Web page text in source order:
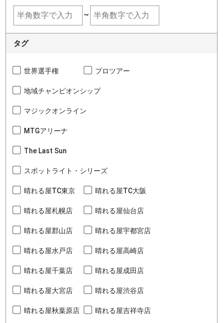
~
タグ
世界選手権 プロツアー
地域チャンピオンシップ
マジックオンライン
MTGアリーナ
The Last Sun
スポットライト・シリーズ
晴れる屋TC東京 晴れる屋TC大阪
晴れる屋札幌店 晴れる屋仙台店
晴れる屋郡山店 晴れる屋宇都宮店
晴れる屋水戸店 晴れる屋高崎店
晴れる屋千葉店 晴れる屋成田店
晴れる屋大宮店 晴れる屋渋谷店
晴れる屋秋葉原店 晴れる屋吉祥寺店